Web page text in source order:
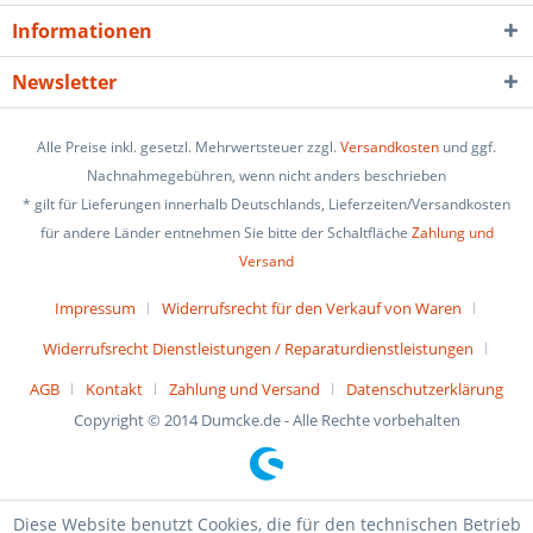
Informationen
Newsletter
Alle Preise inkl. gesetzl. Mehrwertsteuer zzgl.Versandkosten und ggf.
Nachnahmegebühren, wenn nicht anders beschrieben
* gilt für Lieferungen innerhalb Deutschlands, Lieferzeiten/Versandkosten
für andere Länder entnehmen Sie bitte der Schaltfläche Zahlung und
Versand
Impressum
Widerrufsrecht für den Verkauf von Waren
Widerrufsrecht Dienstleistungen / Reparaturdienstleistungen
AGB
Kontakt Zahlung und Versand
Datenschutzerklärung
Copyright © 2014 Dumcke.de - Alle Rechte vorbehalten
Diese Website benutzt Cookies, die für den technischen Betrieb